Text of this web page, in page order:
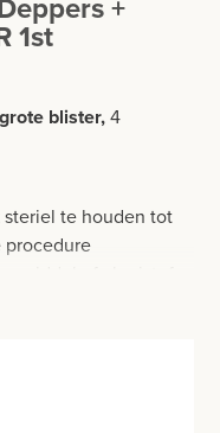
+
1st
grote blister, 4
te houden tot
procedure